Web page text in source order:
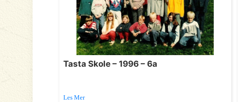
Tasta Skole – 1996 – 6a
Les Mer